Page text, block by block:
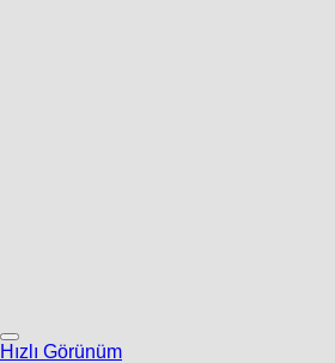
Hızlı Görünüm